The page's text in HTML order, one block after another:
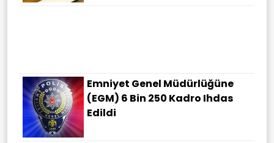
Emniyet Genel Müdürlüğüne
(EGM) 6 Bin 250 Kadro Ihdas
Edildi